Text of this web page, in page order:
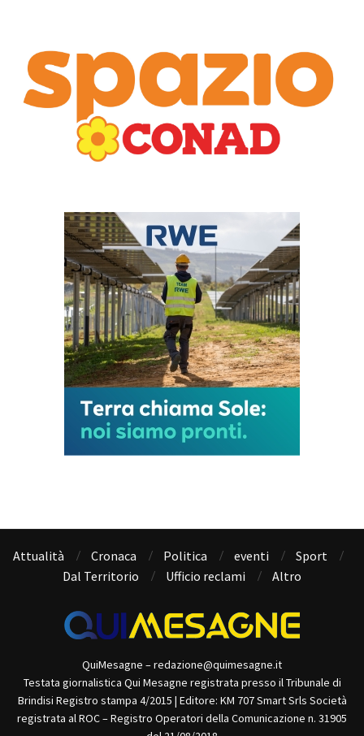
Attualità Cronaca Politica eventi
Sport
Dal Territorio
Ufficio reclami Altro
QuiMesagne – redazione@quimesagne.it
Testata giornalistica Qui Mesagne registrata presso il Tribunale di
Brindisi Registro stampa 4/2015 | Editore: KM 707 Smart Srls Società
registrata al ROC – Registro Operatori della Comunicazione n. 31905